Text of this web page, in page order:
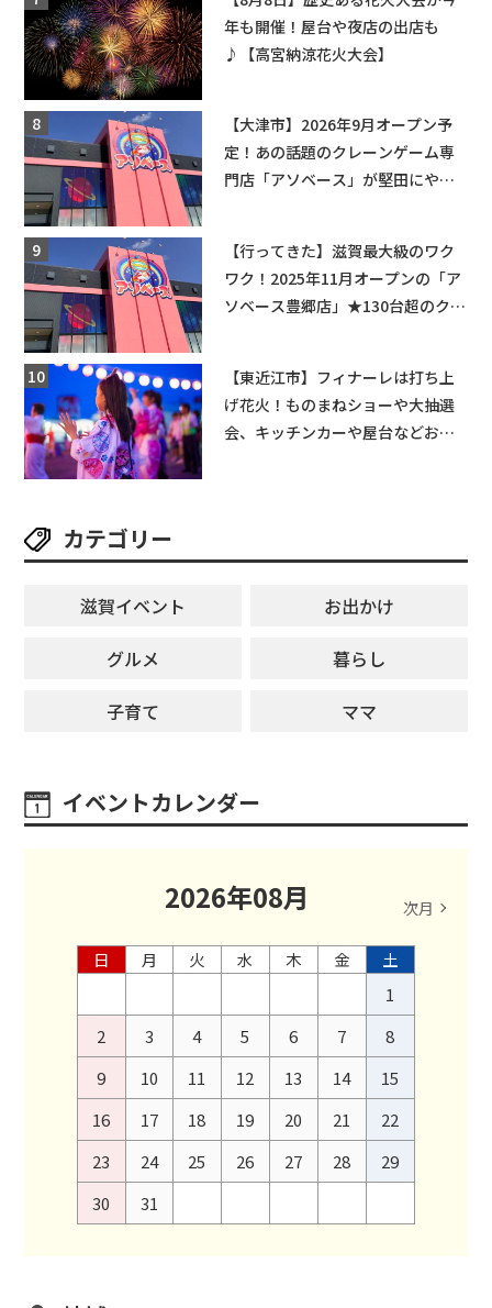
年も開催！屋台や夜店の出店も
♪【高宮納涼花火大会】
【大津市】2026年9月オープン予
定！あの話題のクレーンゲーム専
門店「アソベース」が堅田にやっ
【行ってきた】滋賀最大級のワク
ワク！2025年11月オープンの「ア
ソベース豊郷店」★130台超のクレ
【東近江市】フィナーレは打ち上
げ花火！ものまねショーや大抽選
会、キッチンカーや屋台などお楽
カテゴリー
滋賀イベント
お出かけ
グルメ
暮らし
子育て
ママ
イベントカレンダー
2026年08月 次月
日 月 火 水 木 金
土
1
2
3 4 5 6 7
8
9
10 11 12 13 14
15
16
17 18 19 20 21
22
23
24 25 26 27 28
29
30
31